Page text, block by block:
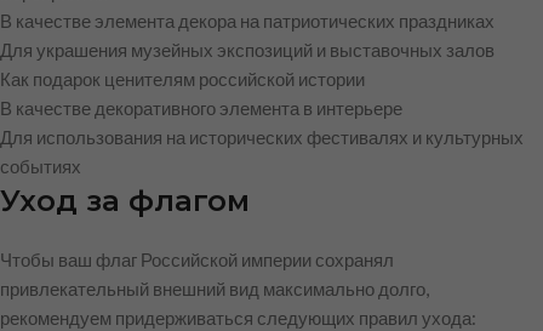
В качестве элемента декора на патриотических праздниках
Для украшения музейных экспозиций и выставочных залов
Как подарок ценителям российской истории
В качестве декоративного элемента в интерьере
Для использования на исторических фестивалях и культурных
событиях
Уход за флагом
Чтобы ваш флаг Российской империи сохранял
привлекательный внешний вид максимально долго,
рекомендуем придерживаться следующих правил ухода: